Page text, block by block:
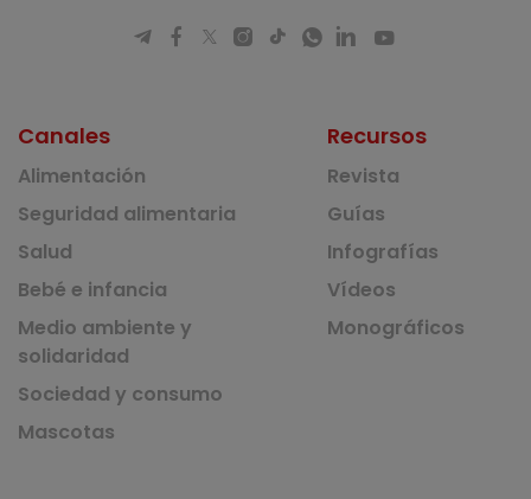
Canales
Alimentación
Seguridad alimentaria
Salud
Bebé e infancia
Medio ambiente y
solidaridad
Sociedad y consumo
Mascotas
Recursos
Revista
Guías
Infografías
Vídeos
Monográficos